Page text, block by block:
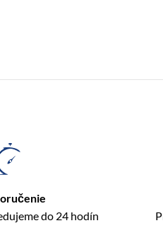
do 24 hodín